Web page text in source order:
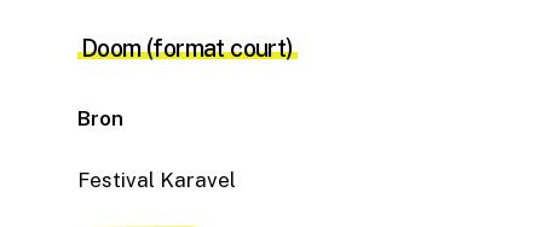
Doom (format court)
Bron
Festival Karavel